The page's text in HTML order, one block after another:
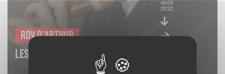
RDV d’Arthur
LES MUSICIENS DE SAINT-JULIEN
août
2022